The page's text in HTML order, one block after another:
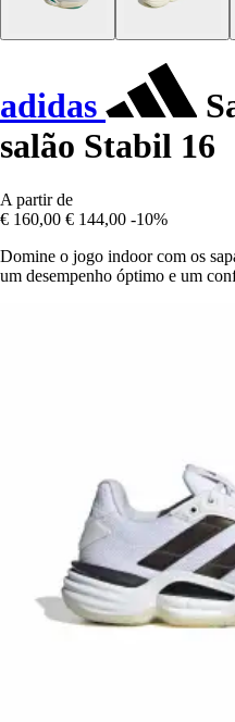
adidas
salão Stabil 16
A partir de
€ 160,00 € 144,00 -10%
Domine o jogo indoor com os
um desempenho óptimo e um